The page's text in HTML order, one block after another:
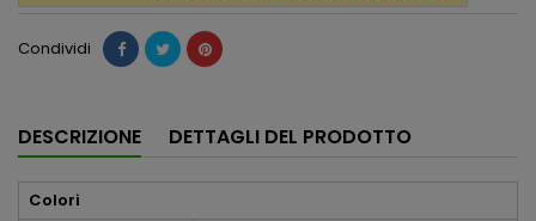
Condividi
DESCRIZIONE DETTAGLI DEL PRODOTTO
Colori